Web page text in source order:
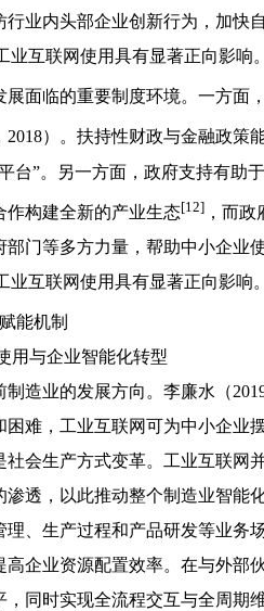
行业内头部企业创新行为，加快
业互联网使用具有显著正向影响
展面临的重要制度环境。一方面
）。扶持性财政与金融政
台”。另一方面，政府支持有
作构建全新的产业生态[12]，而政
部门等多方力量，帮助中小企业
业互联网使用具有显著正向影响
能机制
用与企业智能化转型
制造业的发展方向。李廉水（
困难，工业互联网可为中小企业
社会生产方式变革。工业互联网
渗透，以此推动整个制造业智能
理、生产过程和产品研发等业务
高企业资源配置效率。在与外部
，同时实现全流程交互与全周期